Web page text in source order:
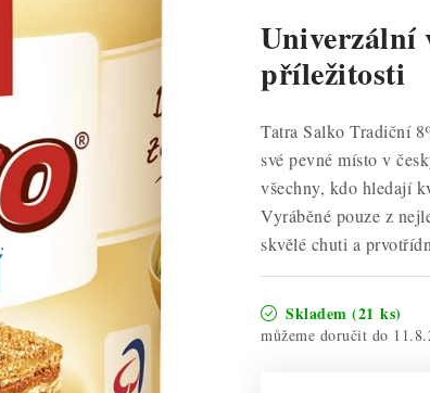
Univerzální
příležitosti
Tatra Salko Tradiční
své pevné místo v
všechny, kdo hledají
Vyráběné pouze z
skvělé chuti a
Skladem (21 ks)